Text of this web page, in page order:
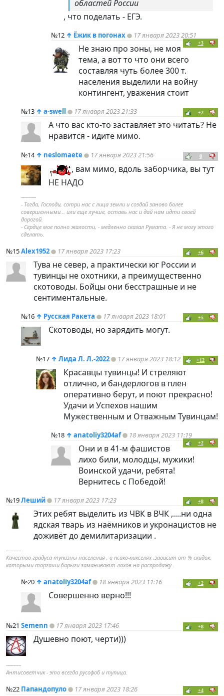
областей России
, что поделать - ЕГЭ.
№12 ↑ Ёжик в погонах 17 января 2023 20:51
+3
Не знаю про зоны, не моя
тема, а вот то что они всего
составляя чуть более 300 т.
населения выделили на войну
контингент, уважения стоит
№13 ↑ a-swell 17 января 2023 21:33 +2
А что вас кто-то заставляет это читать? Не
нравится - идите мимо.
№14 ↑ neslomaete 17 января 2023 21:56 0
, вам мимо, вдоль заборчика, вы тут
НЕ НАДО
----------
- Тогда, Господи, сотри нас с лица земли и создай заново более
совершенными... или еще лучше, оставь нас и дай нам идти своей
дорогой.
- Сердце мое полно жалости, - медленно сказал Румата. - Я не могу этого
сделать.
№15Alex1952 17 января 2023 17:23 +6
Тува не север, а практически юг России и
тувинцы не охотники, а преимущественно
скотоводы. Бойцы они бесстрашные и не
сентиментальные.
№16 ↑ Русская Ракета 17 января 2023 18:01 +5
Скотоводы, но зарядить могут.
№17 ↑ Лида Л. Л.-2022 17 января 2023 18:12 +12
Красавцы тувинцы! И стреляют
отлично, и бандерлогов в плен
оперативно берут, и поют прекрасно!
Удачи и Успехов нашим
Мужественным и Отважным Тувинцам!
№18 ↑ anatoliy3204af 18 января 2023 11:19
+2
Они и в 41-м фашистов
лихо били, молодцы, мужики!
Воинской удачи, ребята!
Вернитесь с Победой!
№19Леший 17 января 2023 17:23 +8
Этих ребят выделить из ЧВК в ВЧК ,....ни одна
ядская тварь из наёмников и укронацистов не
доживёт до демилитаризации .
----------
Качество градуса тупизны населения , в псако-пикселях ,зависит от % скидок,
которыми торгаши-барыги заманивают лохов на распродажу .
№20 ↑ anatoliy3204af 18 января 2023 11:16 +2
Совершенно верно!!!
№21 Semenn 17 января 2023 17:46 +8
Душевно поют, черти)))
----------
Антисоветчик - это всегда русофоб и тупица.
№22 Папандопуло 17 января 2023 18:26 +4